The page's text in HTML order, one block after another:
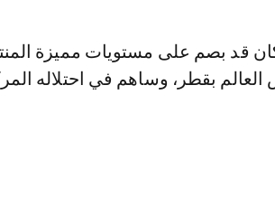
كان قد بصم على مستويات مميزة
بقطر، وساهم في احتلاله